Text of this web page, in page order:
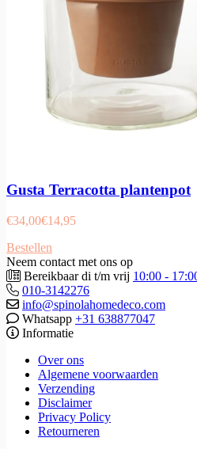
Gusta Terracotta plantenpot
€34,00€14,95
Bestellen
Neem contact met ons op
Bereikbaar di t/m vrij 10:00 -
010-3142276
info@spinolahomedeco.com
Whatsapp +31 638877047
Informatie
Over ons
Algemene voorwaarden
Verzending
Disclaimer
Privacy Policy
Retourneren